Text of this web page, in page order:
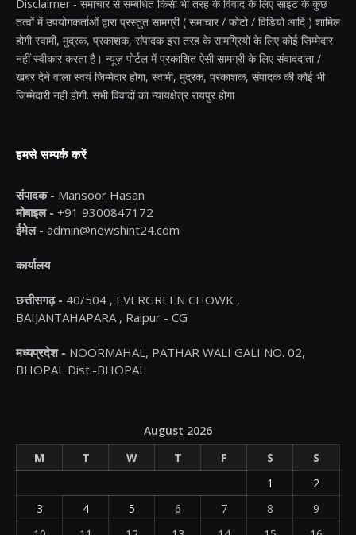
Disclaimer - समाचार से सम्बंधित किसी भी तरह के विवाद के लिए साइट के कुछ
तत्वों में उपयोगकर्ताओं द्वारा प्रस्तुत सामग्री ( समाचार / फोटो / विडियो आदि ) शामिल
होगी स्वामी, मुद्रक, प्रकाशक, संपादक इस तरह के सामग्रियों के लिए कोई ज़िम्मेदार
नहीं स्वीकार करता है। न्यूज़ पोर्टल में प्रकाशित ऐसी सामग्री के लिए संवाददाता /
खबर देने वाला स्वयं जिम्मेदार होगा, स्वामी, मुद्रक, प्रकाशक, संपादक की कोई भी
जिम्मेदारी नहीं होगी. सभी विवादों का न्यायक्षेत्र रायपुर होगा
हमसे सम्पर्क करें
संपादक - Mansoor Hasan
मोबाइल - +91 9300847172
ईमेल - admin@newshint24.com
कार्यालय
छत्तीसगढ़ - 40/504 , EVERGREEN CHOWK ,
BAIJANTAHAPARA , Raipur - CG
मध्यप्रदेश - NOORMAHAL, PATHAR WALI GALI NO. 02,
BHOPAL Dist.-BHOPAL
August 2026
M
T W T F S
S
1
2
3
4 5 6 7 8
9